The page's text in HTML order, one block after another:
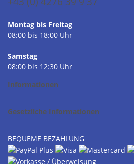
Montag bis Freitag
08:00 bis 18:00 Uhr
Samstag
08:00 bis 12:30 Uhr
Informationen
Gesetzliche Informationen
BEQUEME BEZAHLUNG